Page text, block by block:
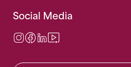
Social Media
Instagram
Facebook
LinkedIn